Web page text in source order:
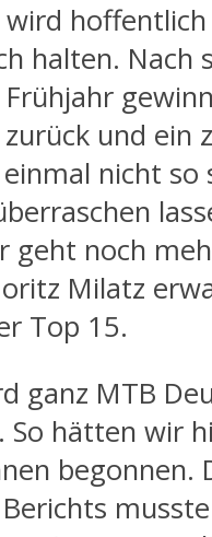
wird
halten. Nach
und ein
nicht so
geht noch
Milatz
Top 15.
ganz MTB
So hätten wir
begonnen.